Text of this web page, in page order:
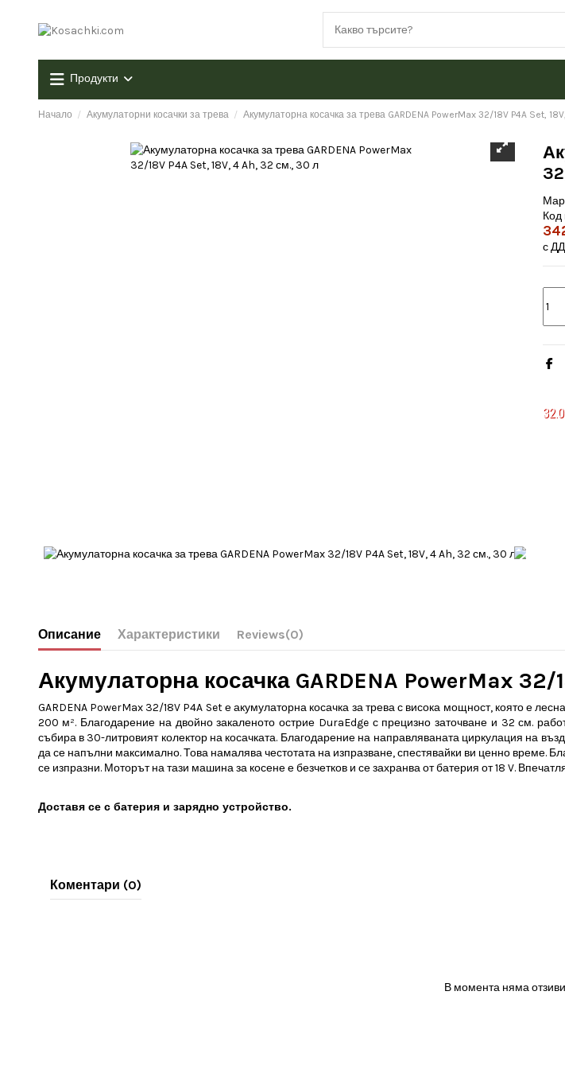
Продукти
Начало Акумулаторни косачки за трева Акумулаторна косачка за трева GARDENA PowerMax 32/18V P4A Set,
Код
с
Описание Характеристики Reviews(0)
Акумулаторна косачка GARDENA PowerMax 32/
GARDENA PowerMax 32/18V P4A Set е акумулаторна косачка за трева с висока мощност, която е
200 м². Благодарение на двойно закаленото острие DuraEdge с прецизно заточване и 32 см.
събира в 30-литровият колектор на косачката. Благодарение на направляваната циркулация на
да се напълни максимално. Това намалява честотата на изпразване, спестявайки ви ценно време.
се изпразни. Моторът на тази машина за косене е безчетков и се захранва от батерия от 18 V.
Доставя се с батерия и зарядно устройство.
Коментари (0)
В момента няма отзиви